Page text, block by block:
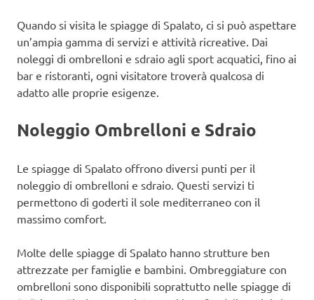
Quando si visita le spiagge di Spalato, ci si può aspettare
un’ampia gamma di servizi e attività ricreative. Dai
noleggi di ombrelloni e sdraio agli sport acquatici, fino ai
bar e ristoranti, ogni visitatore troverà qualcosa di
adatto alle proprie esigenze.
Noleggio Ombrelloni e Sdraio
Le spiagge di Spalato offrono diversi punti per il
noleggio di ombrelloni e sdraio. Questi servizi ti
permettono di goderti il sole mediterraneo con il
massimo comfort.
Molte delle spiagge di Spalato hanno strutture ben
attrezzate per famiglie e bambini. Ombreggiature con
ombrelloni sono disponibili soprattutto nelle spiagge di